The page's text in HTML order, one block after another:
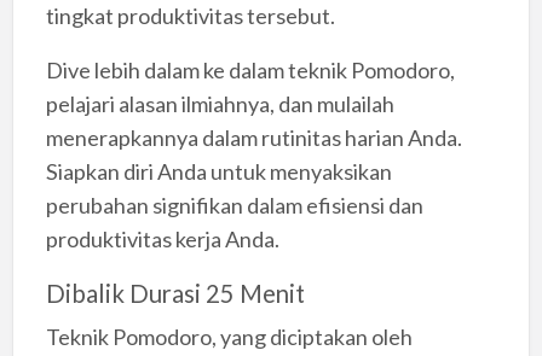
tingkat produktivitas tersebut.
Dive lebih dalam ke dalam teknik Pomodoro,
pelajari alasan ilmiahnya, dan mulailah
menerapkannya dalam rutinitas harian Anda.
Siapkan diri Anda untuk menyaksikan
perubahan signifikan dalam efisiensi dan
produktivitas kerja Anda.
Dibalik Durasi 25 Menit
Teknik Pomodoro, yang diciptakan oleh